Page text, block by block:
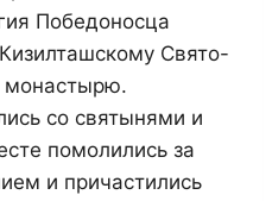
Победоносца
Свято-
со святынями и
помолились за
и причастились